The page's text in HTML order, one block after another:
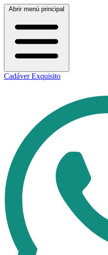
Abrir menú principal
Cadáver Exquisito